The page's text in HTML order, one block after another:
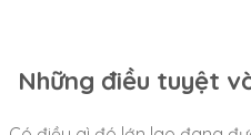
Những điều tuyệt